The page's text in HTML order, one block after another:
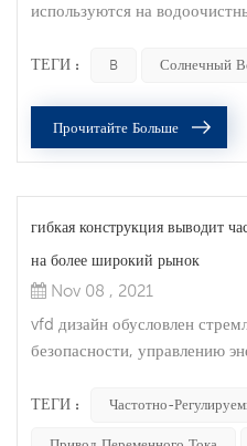
используются на
последние годы, их
системе автоматизации
э...
ТЕГИ : B Солнечный
Прочитайте Больше
гибкая конструкция выводит
на более широкий рынок
Nov 08 , 2021
vfd дизайн обусловлен
безопасности, управлению
тенденции для частотно-
ТЕГИ : Частотно-